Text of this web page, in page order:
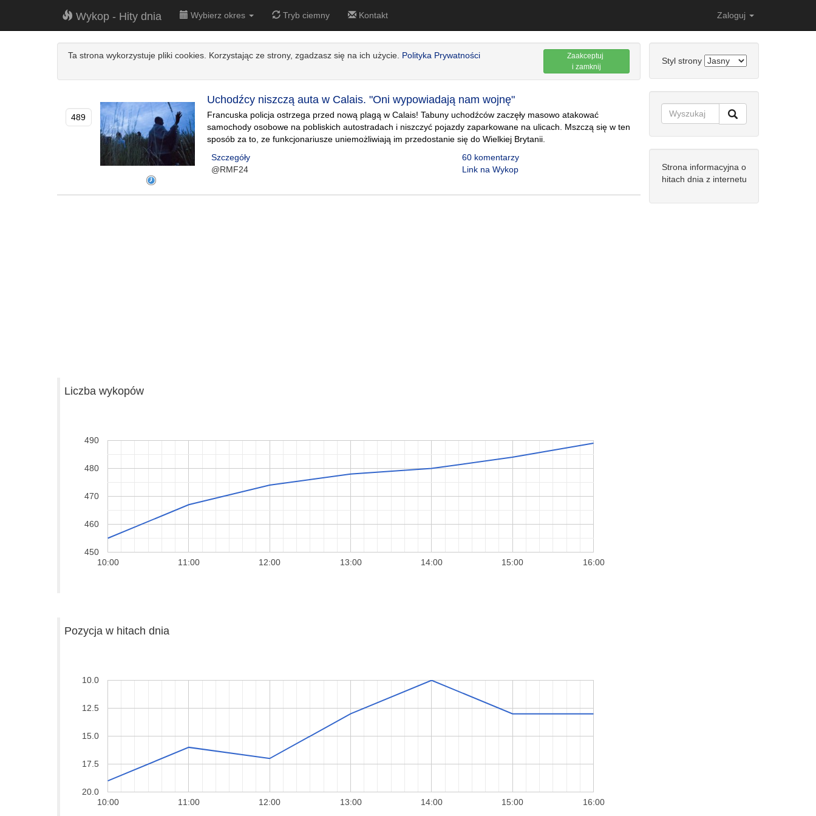
Wykop - Hity dnia Wybierz okres Tryb ciemny Kontakt Zaloguj
Ta strona wykorzystuje pliki cookies. Korzystając ze strony, zgadzasz się na ich użycie. Polityka Prywatności
Zaakceptuj
i zamknij
489
Uchodźcy niszczą auta w Calais. "Oni wypowiadają nam wojnę"
Francuska policja ostrzega przed nową plagą w Calais! Tabuny uchodźców zaczęły masowo atakować
samochody osobowe na pobliskich autostradach i niszczyć pojazdy zaparkowane na ulicach. Mszczą się w ten
sposób za to, ze funkcjonariusze uniemożliwiają im przedostanie się do Wielkiej Brytanii.
Szczegóły
@RMF24
60 komentarzy
Link na Wykop
Liczba wykopów
10:00 11:00 12:00 13:00 14:00 15:00 16:00
450
460
470
480
490
Pozycja w hitach dnia
10:00 11:00 12:00 13:00 14:00 15:00 16:00
10.0
12.5
15.0
17.5
20.0
Styl strony
Strona informacyjna o
hitach dnia z internetu